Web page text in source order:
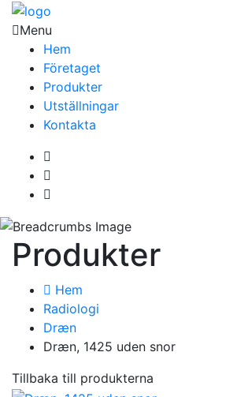
Menu
Hem
Företaget
Produkter
Utställningar
Kontakta
Produkter
Hem
Radiologi
Dræn
Dræn, 1425 uden snor
Tillbaka till produkterna